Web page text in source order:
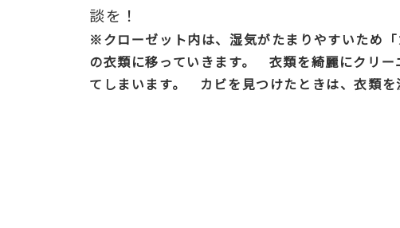
談を！
※クローゼット内は、湿気がたまりやすいため
の衣類に移っていきます。 衣類を綺麗にクリ
てしまいます。 カビを見つけたときは、衣類を